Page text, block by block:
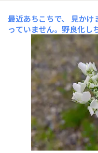
最近あちこちで、
見かけ
っていません。野良化し